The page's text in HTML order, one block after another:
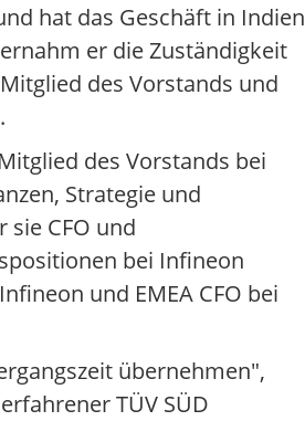
hat das Geschäft in Indien
er die Zuständigkeit
des Vorstands und
des Vorstands bei
Strategie und
CFO und
bei Infineon
und EMEA CFO bei
übernehmen",
TÜV SÜD